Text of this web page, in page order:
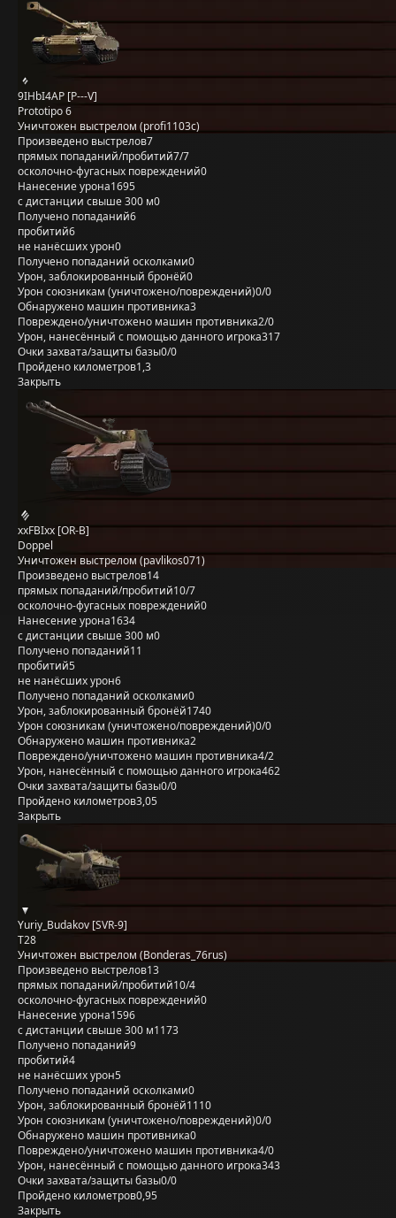
9IHbI4AP [P---V]
Prototipo 6
Уничтожен выстрелом (profi1103c)
Произведено выстрелов7
прямых попаданий/пробитий7/7
осколочно-фугасных повреждений0
Нанесение урона1695
с дистанции свыше 300 м0
Получено попаданий6
пробитий6
не нанёсших урон0
Получено попаданий осколками0
Урон, заблокированный бронёй0
Урон союзникам (уничтожено/повреждений)0/0
Обнаружено машин противника3
Повреждено/уничтожено машин противника2/0
Урон, нанесённый с помощью данного игрока317
Очки захвата/защиты базы0/0
Пройдено километров1,3
Закрыть
xxFBIxx [OR-B]
Doppel
Уничтожен выстрелом (pavlikos071)
Произведено выстрелов14
прямых попаданий/пробитий10/7
осколочно-фугасных повреждений0
Нанесение урона1634
с дистанции свыше 300 м0
Получено попаданий11
пробитий5
не нанёсших урон6
Получено попаданий осколками0
Урон, заблокированный бронёй1740
Урон союзникам (уничтожено/повреждений)0/0
Обнаружено машин противника2
Повреждено/уничтожено машин противника4/2
Урон, нанесённый с помощью данного игрока462
Очки захвата/защиты базы0/0
Пройдено километров3,05
Закрыть
Yuriy_Budakov [SVR-9]
T28
Уничтожен выстрелом (Bonderas_76rus)
Произведено выстрелов13
прямых попаданий/пробитий10/4
осколочно-фугасных повреждений0
Нанесение урона1596
с дистанции свыше 300 м1173
Получено попаданий9
пробитий4
не нанёсших урон5
Получено попаданий осколками0
Урон, заблокированный бронёй1110
Урон союзникам (уничтожено/повреждений)0/0
Обнаружено машин противника0
Повреждено/уничтожено машин противника4/0
Урон, нанесённый с помощью данного игрока343
Очки захвата/защиты базы0/0
Пройдено километров0,95
Закрыть